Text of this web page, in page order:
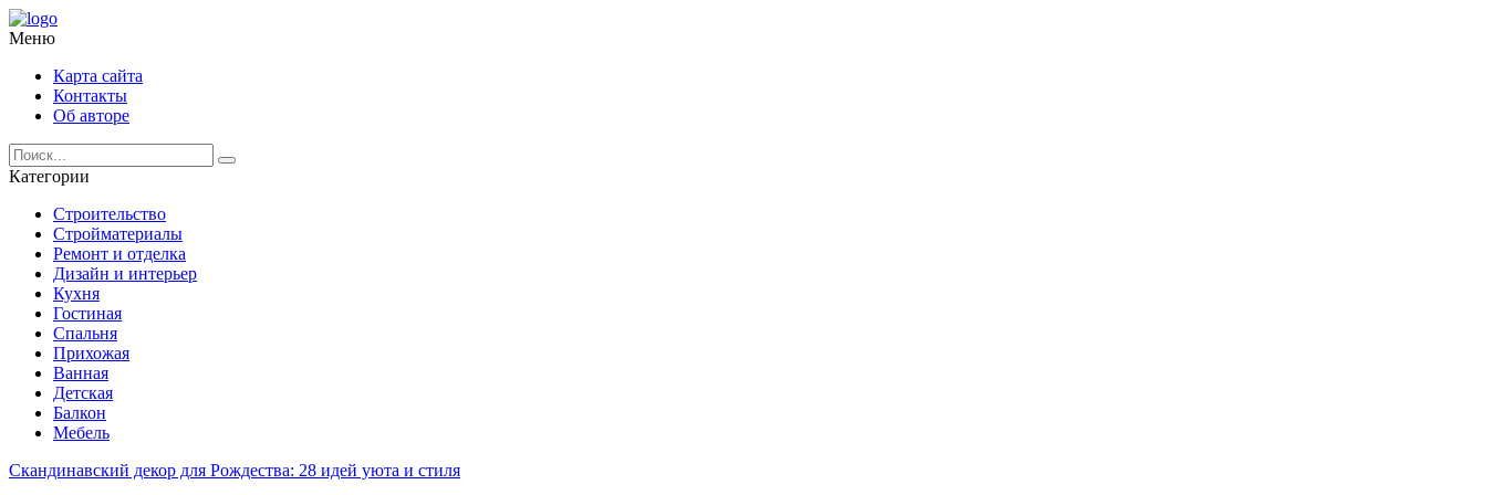
Меню
Карта сайта
Контакты
Об авторе
Категории
Строительство
Стройматериалы
Ремонт и отделка
Дизайн и интерьер
Кухня
Гостиная
Спальня
Прихожая
Ванная
Детская
Балкон
Мебель
Скандинавский декор для Рождества: 28 идей уюта и стиля